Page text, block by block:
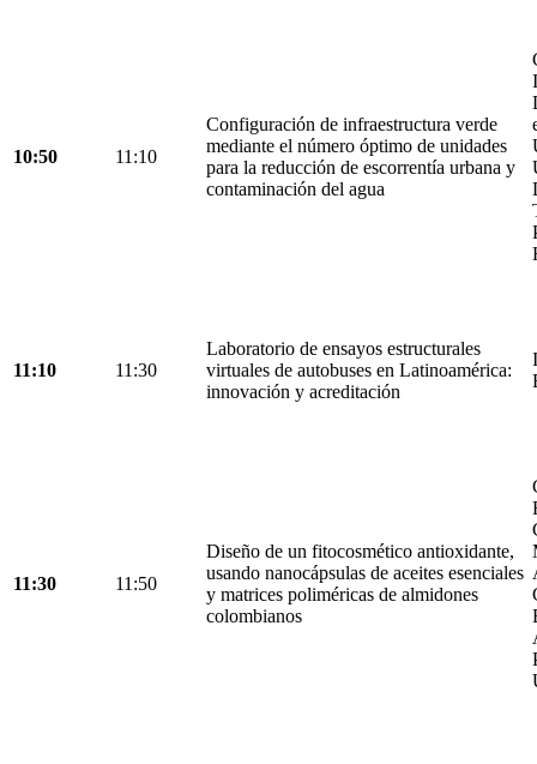
10:50 11:10
Configuración de infraestructura verde
mediante el número óptimo de unidades
para la reducción de escorrentía urbana y
contaminación del agua
11:10 11:30
Laboratorio de ensayos estructurales
virtuales de autobuses en Latinoamérica:
innovación y acreditación
11:30 11:50
Diseño de un fitocosmético antioxidante,
usando nanocápsulas de aceites esenciales
y matrices poliméricas de almidones
colombianos